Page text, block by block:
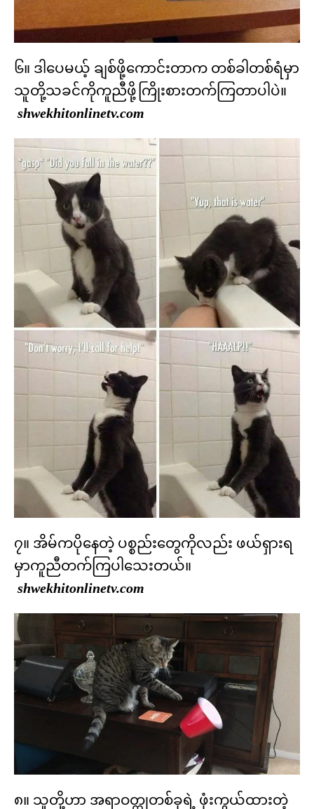
၆။ ဒါပေမယ့် ချစ်ဖို့ကောင်းတာက တစ်ခါတစ်ရံမှာ
သူတို့သခင်ကိုကူညီဖို့ကြိုးစားတက်ကြတာပါပဲ။
shwekhitonlinetv.com
၇။ အိမ်ကပိုနေတဲ့ ပစ္စည်းတွေကိုလည်း ဖယ်ရှားရ
မှာကူညီတက်ကြပါသေးတယ်။
shwekhitonlinetv.com
၈။ သူတို့ဟာ အရာဝတ္ထုတစ်ခုရဲ့ ဖုံးကွယ်ထားတဲ့